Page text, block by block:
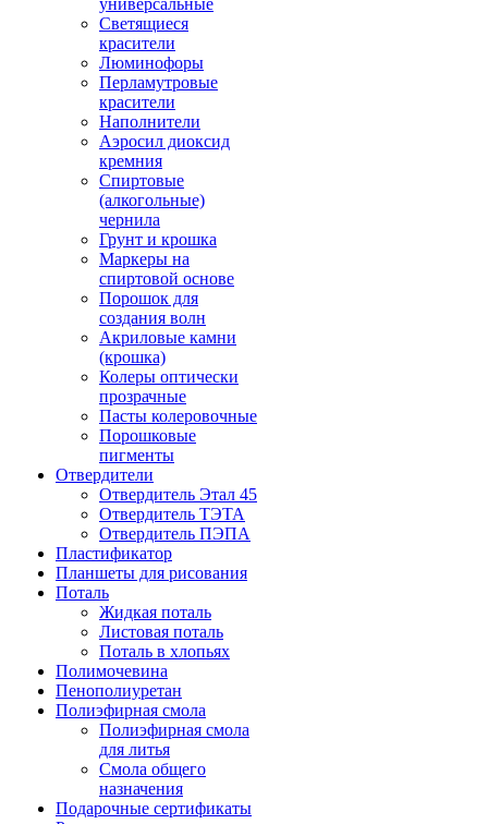
универсальные
Светящиеся
красители
Люминофоры
Перламутровые
красители
Наполнители
Аэросил диоксид
кремния
Спиртовые
(алкогольные)
чернила
Грунт и крошка
Маркеры на
спиртовой основе
Порошок для
создания волн
Акриловые камни
(крошка)
Колеры оптически
прозрачные
Пасты колеровочные
Порошковые
пигменты
Отвердители
Отвердитель Этал 45
Отвердитель ТЭТА
Отвердитель ПЭПА
Пластификатор
Планшеты для рисования
Поталь
Жидкая поталь
Листовая поталь
Поталь в хлопьях
Полимочевина
Пенополиуретан
Полиэфирная смола
Полиэфирная смола
для литья
Смола общего
назначения
Подарочные сертификаты